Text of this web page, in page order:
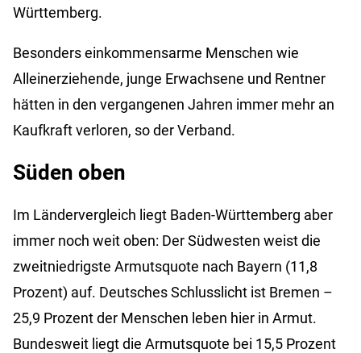
Württemberg.
Besonders einkommensarme Menschen wie
Alleinerziehende, junge Erwachsene und Rentner
hätten in den vergangenen Jahren immer mehr an
Kaufkraft verloren, so der Verband.
Süden oben
Im Ländervergleich liegt Baden-Württemberg aber
immer noch weit oben: Der Südwesten weist die
zweitniedrigste Armutsquote nach Bayern (11,8
Prozent) auf. Deutsches Schlusslicht ist Bremen –
25,9 Prozent der Menschen leben hier in Armut.
Bundesweit liegt die Armutsquote bei 15,5 Prozent